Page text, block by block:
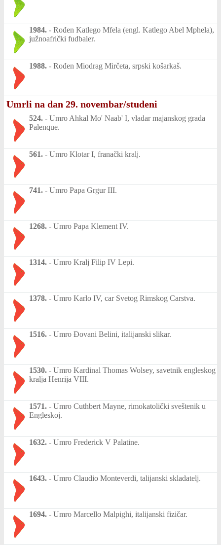
1984. - Rođen Katlego Mfela (engl. Katlego Abel Mphela),
južnoafrički fudbaler.
1988. - Rođen Miodrag Mirčeta, srpski košarkaš.
Umrli na dan 29. novembar/studeni
524. - Umro Ahkal Mo' Naab' I, vladar majanskog grada
Palenque.
561. - Umro Klotar I, franački kralj.
741. - Umro Papa Grgur III.
1268. - Umro Papa Klement IV.
1314. - Umro Kralj Filip IV Lepi.
1378. - Umro Karlo IV, car Svetog Rimskog Carstva.
1516. - Umro Đovani Belini, italijanski slikar.
1530. - Umro Kardinal Thomas Wolsey, savetnik engleskog
kralja Henrija VIII.
1571. - Umro Cuthbert Mayne, rimokatolički sveštenik u
Engleskoj.
1632. - Umro Frederick V Palatine.
1643. - Umro Claudio Monteverdi, talijanski skladatelj.
1694. - Umro Marcello Malpighi, italijanski fizičar.